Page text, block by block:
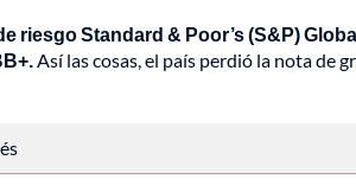
riesgo Standard & Poor’s (S&P)
Así las cosas, el país perdió la nota de